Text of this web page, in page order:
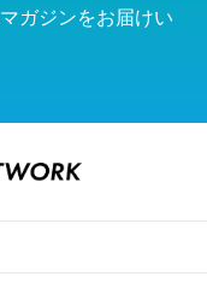
ガジンをお届けい